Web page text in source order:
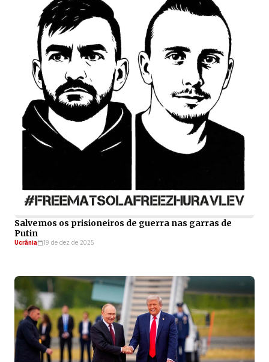
Salvemos os prisioneiros de guerra nas garras de
Putin
Ucrânia 19 de dez de 2025